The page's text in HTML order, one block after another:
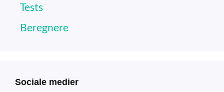
Tests
Beregnere
Sociale medier